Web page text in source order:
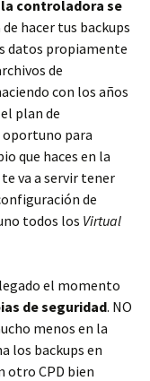
la controladora se
hacer tus backups
datos propiamente
de
con los años
plan de
oportuno para
que haces en la
va a servir tener
de
todos los Virtual
el momento
de seguridad. NO
menos en la
los backups en
otro CPD bien